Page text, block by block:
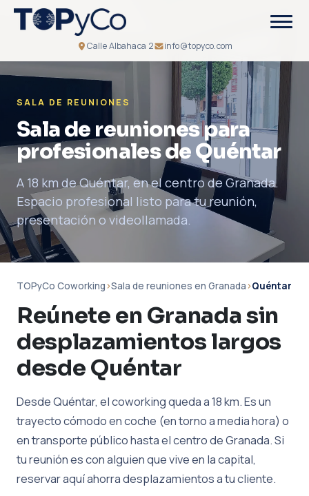
Calle Albahaca 2 info@topyco.com
SALA DE REUNIONES
Sala de reuniones para
profesionales de Quéntar
A 18 km de Quéntar, en el centro de Granada.
Espacio profesional listo para tu reunión,
presentación o videollamada.
TOPyCo Coworking›Sala de reuniones en Granada›Quéntar
Reúnete en Granada sin
desplazamientos largos
desde Quéntar
Desde Quéntar, el coworking queda a 18 km. Es un
trayecto cómodo en coche (en torno a media hora) o
en transporte público hasta el centro de Granada. Si
tu reunión es con alguien que vive en la capital,
reservar aquí ahorra desplazamientos a tu cliente.